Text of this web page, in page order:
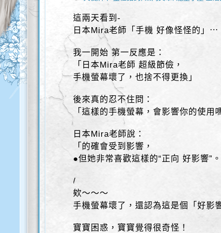
這兩天看到-
日本Mira老師「手機 好像怪怪的」⋯
我一開始 第一反應是：
「日本Mira老師 超級節儉，
手機螢幕壞了，也捨不得更換」
後來真的忍不住問：
「這樣的手機螢幕，會影響你的使用
日本Mira老師說：
「的確會受到影響，
●但她非常喜歡這樣的“正向 好影響”
/
欸～～～
手機螢幕壞了，還認為這是個「好影
寶寶困惑，寶寶覺得很奇怪！